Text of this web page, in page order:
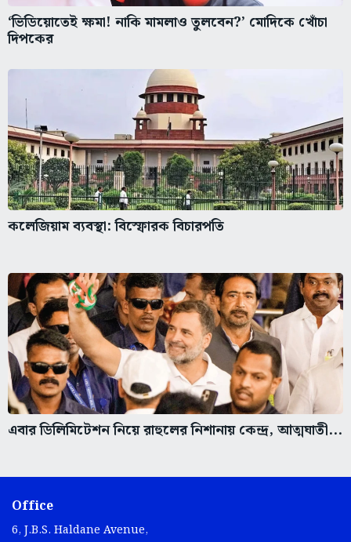
‘ভিডিয়োতেই ক্ষমা! নাকি মামলাও তুলবেন?’ মোদিকে খোঁচা
দিপকের
কলেজিয়াম ব্যবস্থা: বিস্ফোরক বিচারপতি
এবার ডিলিমিটেশন নিয়ে রাহুলের নিশানায় কেন্দ্র, আত্মঘাতী...
Office
6, J.B.S. Haldane Avenue,